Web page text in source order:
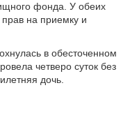
фонда. У обеих
прав на приемку и
в обесточенном
четверо суток без
дочь.